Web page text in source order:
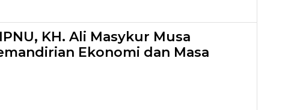
KH. Ali Masykur Musa
Ekonomi dan Masa